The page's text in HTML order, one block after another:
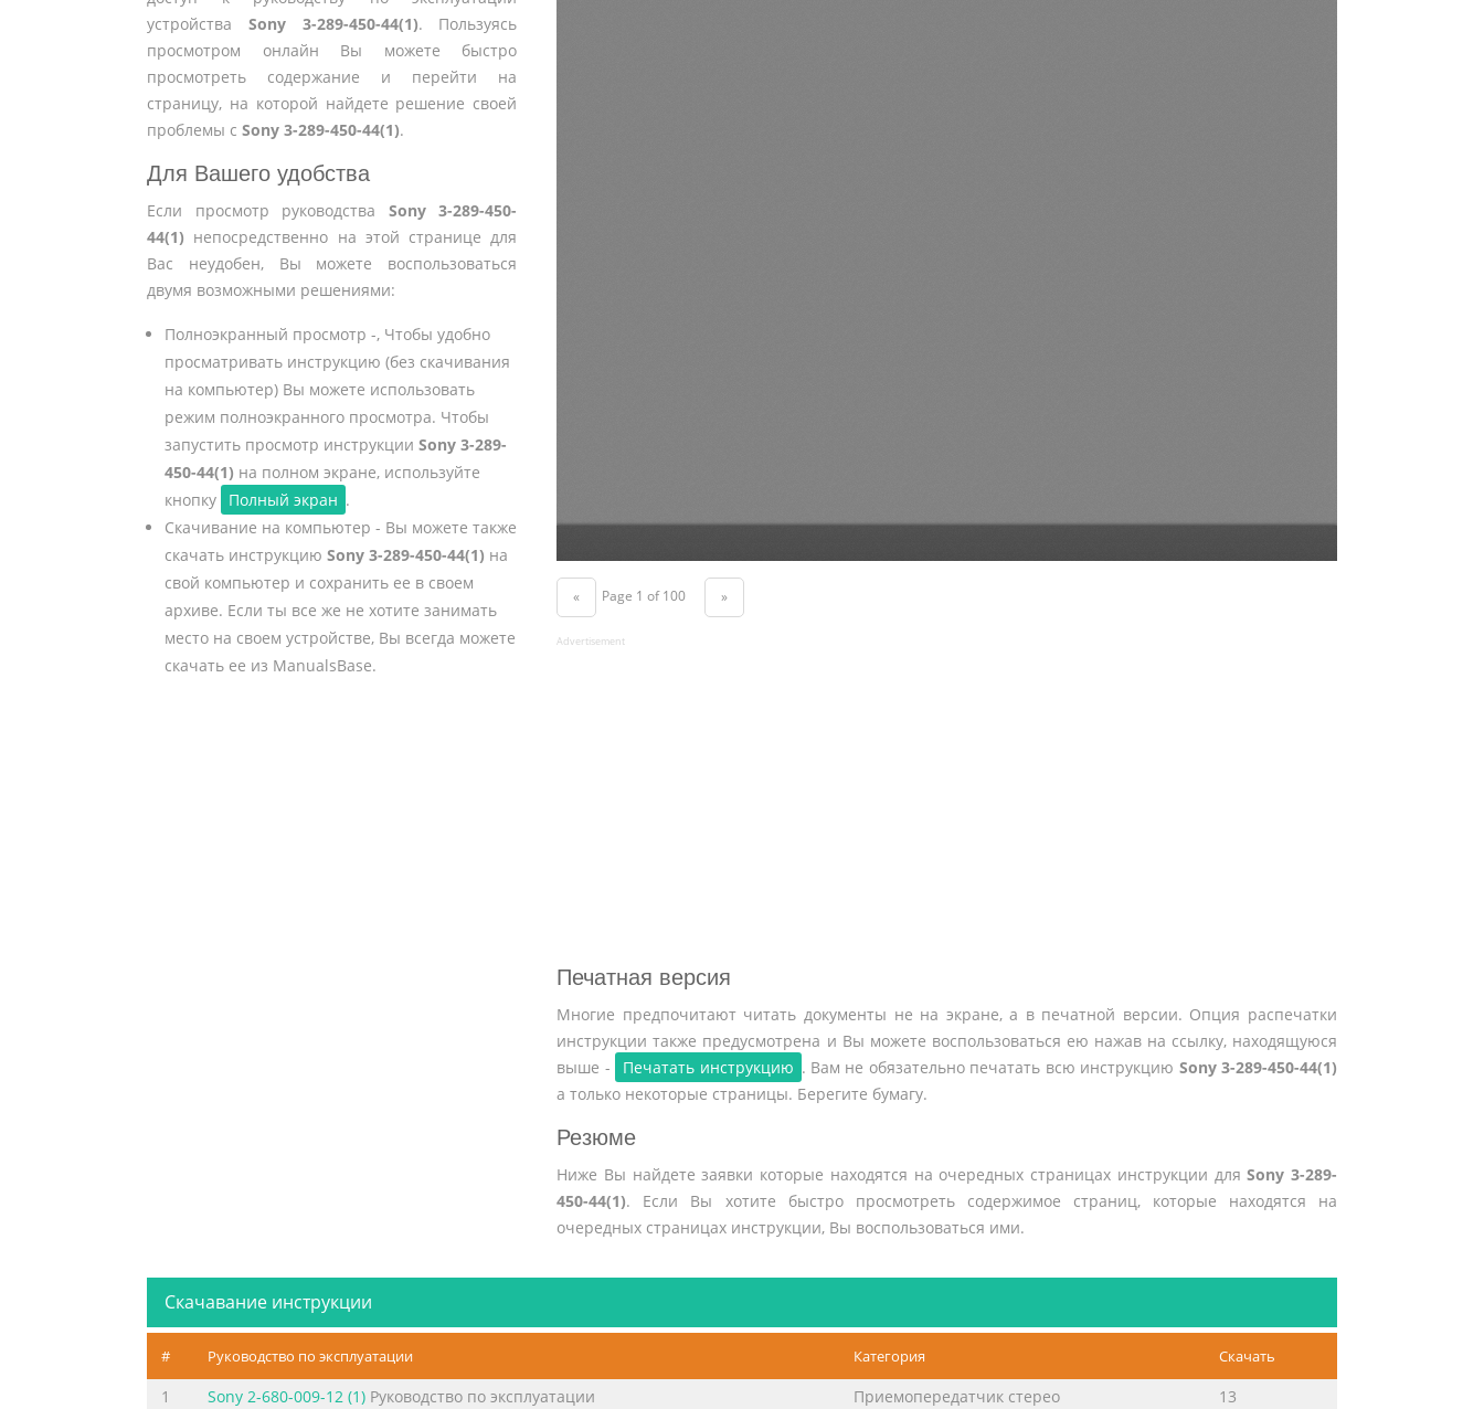
устройства Sony 3-289-450-44(1). Пользуясь
просмотром онлайн Вы можете быстро
просмотреть содержание и перейти на
страницу, на которой найдете решение своей
проблемы с Sony 3-289-450-44(1).
Для Вашего удобства
Если просмотр руководства Sony 3-289-450-
44(1) непосредственно на этой странице для
Вас неудобен, Вы можете воспользоваться
двумя возможными решениями:
Полноэкранный просмотр -, Чтобы удобно
просматривать инструкцию (без скачивания
на компьютер) Вы можете использовать
режим полноэкранного просмотра. Чтобы
запустить просмотр инструкции Sony 3-289-
450-44(1) на полном экране, используйте
кнопку
Полный экран .
Скачивание на компьютер - Вы можете также
скачать инструкцию Sony 3-289-450-44(1) на
свой компьютер и сохранить ее в своем
архиве. Если ты все же не хотите занимать
место на своем устройстве, Вы всегда можете
скачать ее из ManualsBase.
« Page 1 of 100 »
Advertisement
Печатная версия
Многие предпочитают читать документы не на экране, а в печатной версии. Опция распечатки
инструкции также предусмотрена и Вы можете воспользоваться ею нажав на ссылку, находящуюся
выше -
Печатать инструкцию . Вам не обязательно печатать всю инструкцию Sony 3-289-450-44(1)
а только некоторые страницы. Берегите бумагу.
Резюме
Ниже Вы найдете заявки которые находятся на очередных страницах инструкции дляSony 3-289-
450-44(1). Если Вы хотите быстро просмотреть содержимое страниц, которые находятся на
очередных страницах инструкции, Вы воспользоваться ими.
Скачавание инструкции
# Руководство по эксплуатации Категория Скачать
1 Sony 2-680-009-12 (1) Руководство по эксплуатации Приемопередатчик стерео
13